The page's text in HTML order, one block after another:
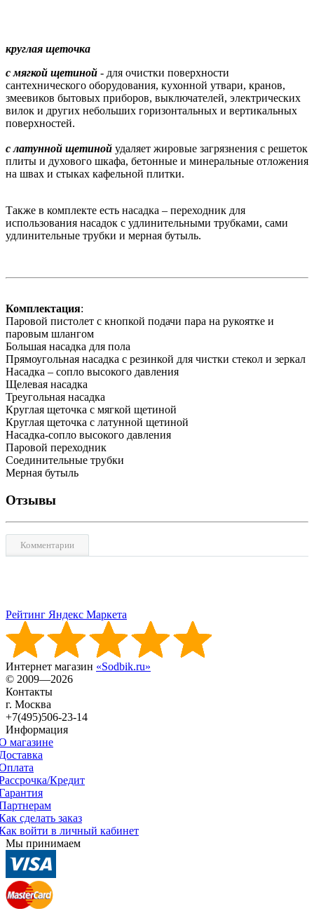
круглая щеточка
с мягкой щетиной - для очистки поверхности
сантехнического оборудования, кухонной утвари, кранов,
змеевиков бытовых приборов, выключателей, электрических
вилок и других небольших горизонтальных и вертикальных
поверхностей.
с латунной щетиной удаляет жировые загрязнения с решеток
плиты и духового шкафа, бетонные и минеральные отложения
на швах и стыках кафельной плитки.
Также в комплекте есть насадка – переходник для
использования насадок с удлинительными трубками, сами
удлинительные трубки и мерная бутыль.
Комплектация:
Паровой пистолет с кнопкой подачи пара на рукоятке и
паровым шлангом
Большая насадка для пола
Прямоугольная насадка с резинкой для чистки стекол и зеркал
Насадка – сопло высокого давления
Щелевая насадка
Треугольная насадка
Круглая щеточка с мягкой щетиной
Круглая щеточка с латунной щетиной
Насадка-сопло высокого давления
Паровой переходник
Соединительные трубки
Мерная бутыль
Отзывы
Комментарии
Рейтинг Яндекс Маркета
Интернет магазин «Sodbik.ru»
© 2009—2026
Контакты
г. Москва
+7(495)506-23-14
Информация
магазине
Кредит
сделать заказ
войти в личный кабинет
Мы принимаем